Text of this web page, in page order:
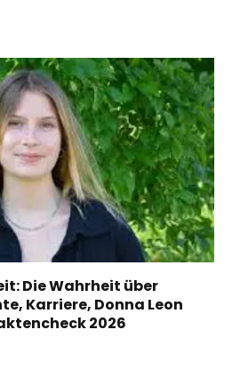
Die Wahrheit über
Karriere, Donna Leon
2026